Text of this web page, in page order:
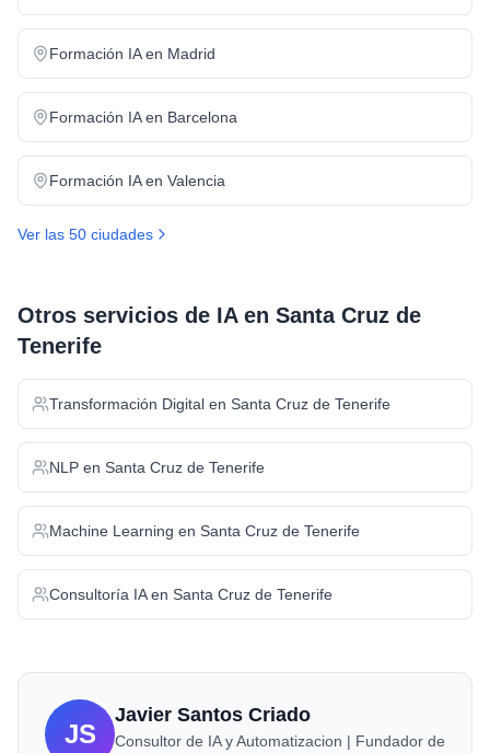
Formación IAen Madrid
Formación IAen Barcelona
Formación IAen Valencia
Ver las 50 ciudades
Otros servicios de IA en Santa Cruz de
Tenerife
Transformación Digital en Santa Cruz de Tenerife
NLP en Santa Cruz de Tenerife
Machine Learning en Santa Cruz de Tenerife
Consultoría IAen Santa Cruz de Tenerife
JS
Javier Santos Criado
Consultor de IA y Automatizacion | Fundador de